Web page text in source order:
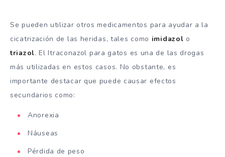
Se pueden utilizar otros medicamentos para ayudar a la
cicatrización de las heridas, tales como imidazol o
triazol. El Itraconazol para gatos es una de las drogas
más utilizadas en estos casos. No obstante, es
importante destacar que puede causar efectos
secundarios como:
Anorexia
Náuseas
Pérdida de peso